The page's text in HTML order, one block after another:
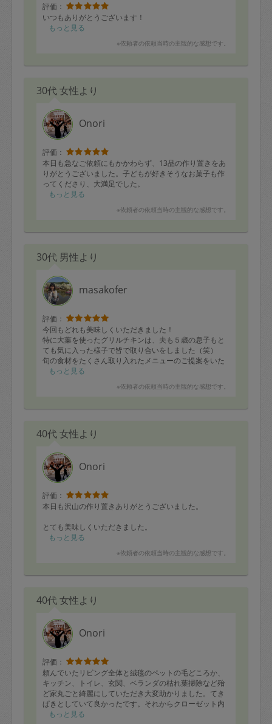
評価：
いつもありがとうございます！
もっと見る
※依頼者の依頼当時の主観的な感想です。
30代 女性より
Onori
評価：
本日も急なご依頼にもかかわらず、13品の作り置きをあ
りがとうございました。子どもが好きそうなお菓子も作
ってくださり、大満足でした。
もっと見る
※依頼者の依頼当時の主観的な感想です。
30代 男性より
masakofer
評価：
今回もどれも美味しくいただきました！
特に大葉を使ったグリルチキンは、夫も５歳の息子もと
ても気に入った様子で皆で取り合いをしました（笑）
旬の食材をたくさん取り入れたメニューのご提案をいた
だけるので、とても嬉しいです。今後ともよろしくお願
もっと見る
※依頼者の依頼当時の主観的な感想です。
40代 女性より
Onori
評価：
本日も沢山の作り置きありがとうございました。
とても美味しくいただきました。
もっと見る
※依頼者の依頼当時の主観的な感想です。
40代 女性より
Onori
評価：
頼んでいたリビング全体と絨毯のペットの毛どころか、
キッチン、トイレ、玄関、ベランダの枯れ葉掃除など殆
ど家丸ごと綺麗にしていただき大変助かりました。てき
ぱきとしていて良かったです。それからクローゼット内
の整頓のコツなども教えて頂いたので、リバウンドしな
もっと見る